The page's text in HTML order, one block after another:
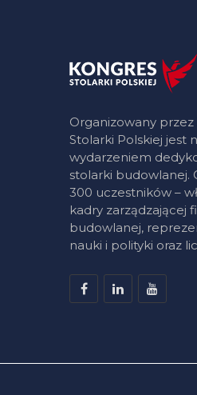
Organizowany
Stolarki Polskiej jest
wydarzeniem
stolarki budowlanej.
300 uczestników –
kadry zarządzającej
budowlanej,
nauki i polityki oraz